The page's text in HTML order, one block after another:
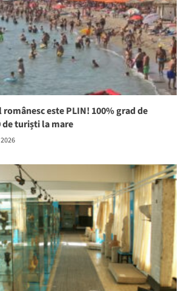
este PLIN! 100% grad de
de turiști la mare